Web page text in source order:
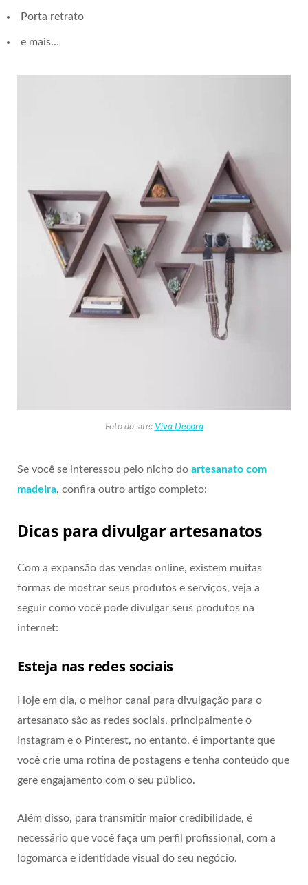
Porta retrato
e mais…
Foto do site: Viva Decora
Se você se interessou pelo nicho do artesanato com
madeira, confira outro artigo completo:
Dicas para divulgar artesanatos
Com a expansão das vendas online, existem muitas
formas de mostrar seus produtos e serviços, veja a
seguir como você pode divulgar seus produtos na
internet:
Esteja nas redes sociais
Hoje em dia, o melhor canal para divulgação para o
artesanato são as redes sociais, principalmente o
Instagram e o Pinterest, no entanto, é importante que
você crie uma rotina de postagens e tenha conteúdo que
gere engajamento com o seu público.
Além disso, para transmitir maior credibilidade, é
necessário que você faça um perfil profissional, com a
logomarca e identidade visual do seu negócio.